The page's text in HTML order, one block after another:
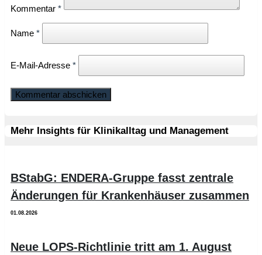
Kommentar *
Name *
E-Mail-Adresse *
Mehr Insights für Klinikalltag und Management
BStabG: ENDERA-Gruppe fasst zentrale
Änderungen für Krankenhäuser zusammen
01.08.2026
Neue LOPS-Richtlinie tritt am 1. August